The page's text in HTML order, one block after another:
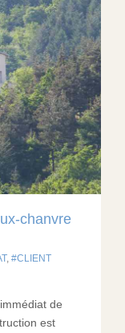
chanvre
,
CLIENT
de
est